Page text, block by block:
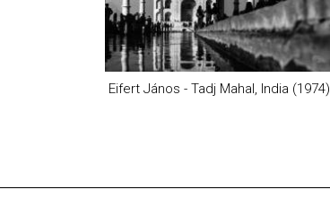
Eifert János - Tadj Mahal, India (1974)